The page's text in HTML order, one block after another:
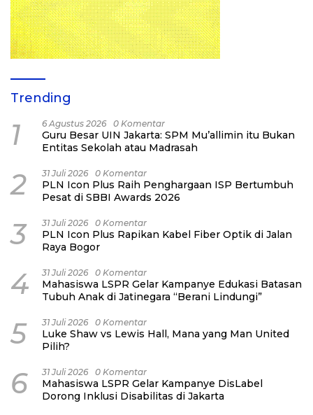
Trending
1 6 Agustus 2026 0 Komentar
Guru Besar UIN Jakarta: SPM Mu’allimin itu Bukan
Entitas Sekolah atau Madrasah
2 31 Juli 2026 0 Komentar
PLN Icon Plus Raih Penghargaan ISP Bertumbuh
Pesat di SBBI Awards 2026
3 31 Juli 2026 0 Komentar
PLN Icon Plus Rapikan Kabel Fiber Optik di Jalan
Raya Bogor
4 31 Juli 2026 0 Komentar
Mahasiswa LSPR Gelar Kampanye Edukasi Batasan
Tubuh Anak di Jatinegara “Berani Lindungi”
5 31 Juli 2026 0 Komentar
Luke Shaw vs Lewis Hall, Mana yang Man United
Pilih?
6 31 Juli 2026 0 Komentar
Mahasiswa LSPR Gelar Kampanye DisLabel
Dorong Inklusi Disabilitas di Jakarta